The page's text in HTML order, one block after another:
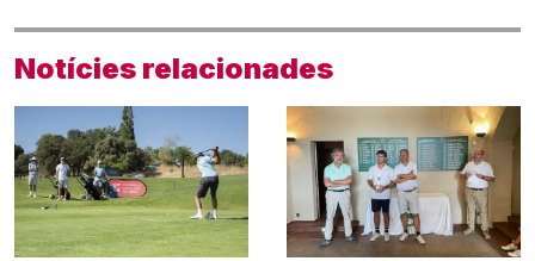
Notícies relacionades